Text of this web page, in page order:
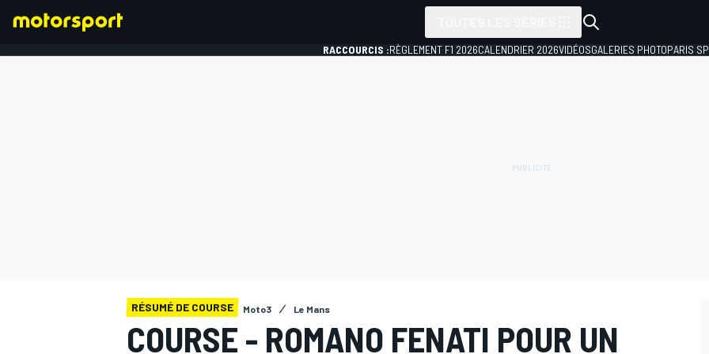
RACCOURCIS :RÈGLEMENT F1 2026CALENDRIER 2026VIDÉOSGALERIES PHOTOPARIS
RÉSUMÉ DE COURSE Moto3 Le Mans
COURSE - ROMANO FENATI POUR UN